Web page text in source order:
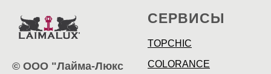
© ООО "Лайма-Люкс
СЕРВИСЫ
TOPCHIC
COLORANCE